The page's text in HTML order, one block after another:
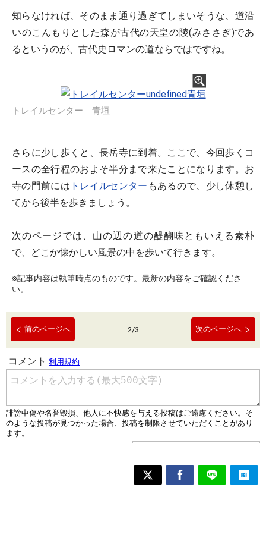
知らなければ、そのまま通り過ぎてしまいそうな、道沿
いのこんもりとした森が古代の天皇の陵(みささぎ)であ
るというのが、古代史ロマンの道ならではですね。
トレイルセンター 青垣
さらに少し歩くと、長岳寺に到着。ここで、今回歩くコ
ースの全行程のおよそ半分まで来たことになります。お
寺の門前には トレイルセンター もあるので、少し休憩し
てから後半を歩きましょう。
次のページでは、山の辺の道の醍醐味ともいえる素朴
で、どこか懐かしい風景の中を歩いて行きます。
※記事内容は執筆時点のものです。最新の内容をご確認くださ
い。
前のページへ 2/3 次のページへ